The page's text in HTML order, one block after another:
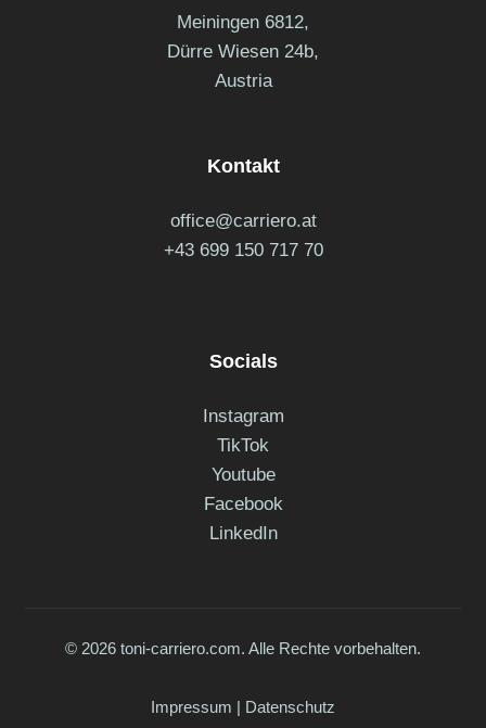
Meiningen 6812,
Dürre Wiesen 24b,
Austria
Kontakt
office@carriero.at
+43 699 150 717 70
Socials
Instagram
TikTok
Youtube
Facebook
LinkedIn
© 2026 toni-carriero.com. Alle Rechte vorbehalten.
Impressum | Datenschutz